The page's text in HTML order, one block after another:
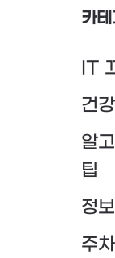
카테
IT
건
알
팁
정
주